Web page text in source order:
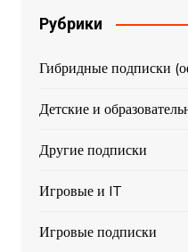
Рубрики
Гибридные подписки
Детские и
Другие подписки
Игровые и IT
Игровые подписки